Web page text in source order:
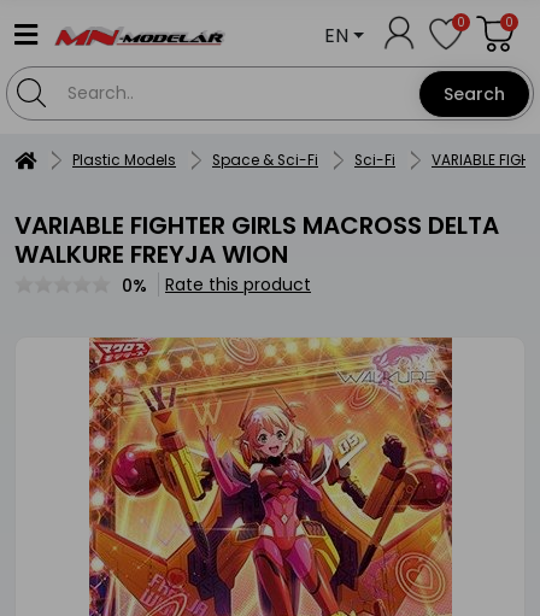
Search
EN 0 0
Plastic Models Space & Sci-Fi Sci-Fi VARIABLE
VARIABLE FIGHTER GIRLS MACROSS DELTA
WALKURE FREYJA WION
0% Rate this product